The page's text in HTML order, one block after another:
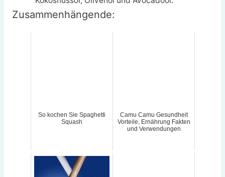
Zusammenhängende:
So kochen Sie Spaghetti
Squash
Camu Camu Gesundheit
Vorteile, Ernährung Fakten
und Verwendungen